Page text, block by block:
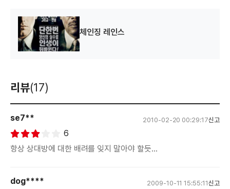
체인징 레인스
리뷰(17)
se7** 2010-02-20 00:29:17신고
6
항상 상대방에 대한 배려를 잊지 말아야 할듯...
dog**** 2009-10-11 15:55:11신고